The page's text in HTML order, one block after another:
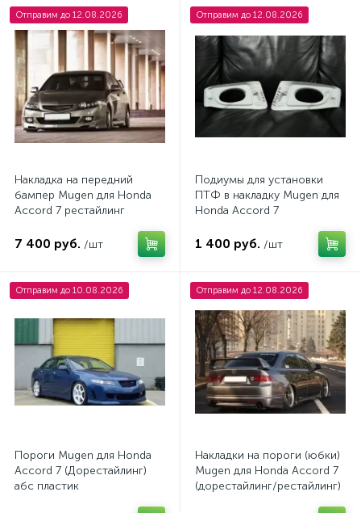
Отправим до 12.08.2026
Накладка на передний
бампер Mugen для Honda
Accord 7 рестайлинг
7 400 руб. /шт
Отправим до 12.08.2026
Подиумы для установки
ПТФ в накладку Mugen для
Honda Accord 7
1 400 руб. /шт
Отправим до 10.08.2026
Пороги Mugen для Honda
Accord 7 (Дорестайлинг)
абс пластик
Отправим до 12.08.2026
Накладки на пороги (юбки)
Mugen для Honda Accord 7
(дорестайлинг/рестайлинг)